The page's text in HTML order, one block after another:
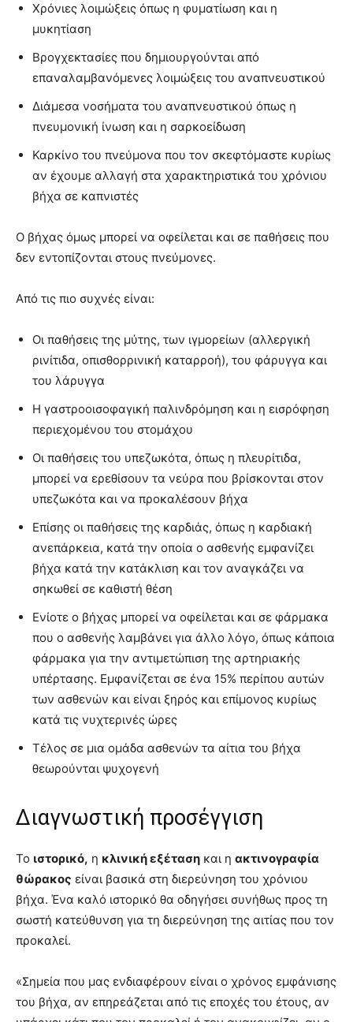
Χρόνιες λοιμώξεις όπως η φυματίωση και η
μυκητίαση
Βρογχεκτασίες που δημιουργούνται από
επαναλαμβανόμενες λοιμώξεις του αναπνευστικού
Διάμεσα νοσήματα του αναπνευστικού όπως η
πνευμονική ίνωση και η σαρκοείδωση
Καρκίνο του πνεύμονα που τον σκεφτόμαστε κυρίως
αν έχουμε αλλαγή στα χαρακτηριστικά του χρόνιου
βήχα σε καπνιστές
Ο βήχας όμως μπορεί να οφείλεται και σε παθήσεις που
δεν εντοπίζονται στους πνεύμονες.
Από τις πιο συχνές είναι:
Οι παθήσεις της μύτης, των ιγμορείων (αλλεργική
ρινίτιδα, οπισθορρινική καταρροή), του φάρυγγα και
του λάρυγγα
Η γαστροοισοφαγική παλινδρόμηση και η εισρόφηση
περιεχομένου του στομάχου
Οι παθήσεις του υπεζωκότα, όπως η πλευρίτιδα,
μπορεί να ερεθίσουν τα νεύρα που βρίσκονται στον
υπεζωκότα και να προκαλέσουν βήχα
Επίσης οι παθήσεις της καρδιάς, όπως η καρδιακή
ανεπάρκεια, κατά την οποία ο ασθενής εμφανίζει
βήχα κατά την κατάκλιση και τον αναγκάζει να
σηκωθεί σε καθιστή θέση
Ενίοτε ο βήχας μπορεί να οφείλεται και σε φάρμακα
που ο ασθενής λαμβάνει για άλλο λόγο, όπως κάποια
φάρμακα για την αντιμετώπιση της αρτηριακής
υπέρτασης. Εμφανίζεται σε ένα 15% περίπου αυτών
των ασθενών και είναι ξηρός και επίμονος κυρίως
κατά τις νυχτερινές ώρες
Τέλος σε μια ομάδα ασθενών τα αίτια του βήχα
θεωρούνται ψυχογενή
Διαγνωστική προσέγγιση
Το ιστορικό, η κλινική εξέταση και η ακτινογραφία
θώρακος είναι βασικά στη διερεύνηση του χρόνιου
βήχα. Ένα καλό ιστορικό θα οδηγήσει συνήθως προς τη
σωστή κατεύθυνση για τη διερεύνηση της αιτίας που τον
προκαλεί.
«Σημεία που μας ενδιαφέρουν είναι ο χρόνος εμφάνισης
του βήχα, αν επηρεάζεται από τις εποχές του έτους, αν